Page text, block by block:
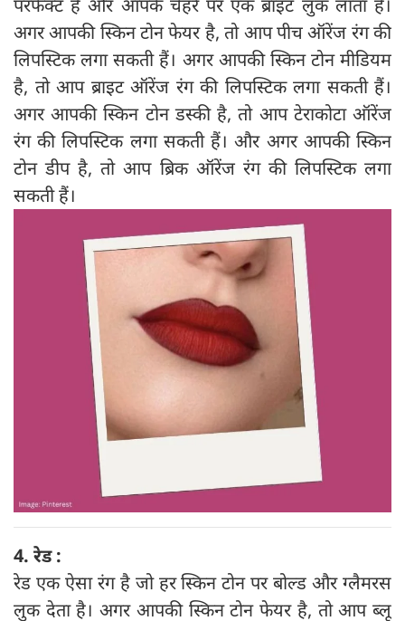
परफेक्ट है और आपके चेहरे पर एक ब्राइट लुक लाता है।
अगर आपकी स्किन टोन फेयर है, तो आप पीच ऑरेंज रंग की
लिपस्टिक लगा सकती हैं। अगर आपकी स्किन टोन मीडियम
है, तो आप ब्राइट ऑरेंज रंग की लिपस्टिक लगा सकती हैं।
अगर आपकी स्किन टोन डस्की है, तो आप टेराकोटा ऑरेंज
रंग की लिपस्टिक लगा सकती हैं। और अगर आपकी स्किन
टोन डीप है, तो आप ब्रिक ऑरेंज रंग की लिपस्टिक लगा
सकती हैं।
4. रेड :
रेड एक ऐसा रंग है जो हर स्किन टोन पर बोल्ड और ग्लैमरस
लुक देता है। अगर आपकी स्किन टोन फेयर है, तो आप ब्लू